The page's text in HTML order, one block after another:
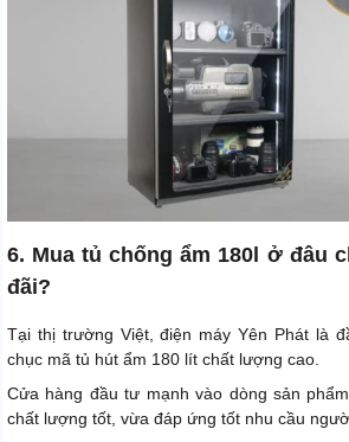
6. Mua tủ chống ẩm 180l ở đâu
đãi?
Tại thị trường Việt, điện máy Yên Phát là
chục mã tủ hút ẩm 180 lít chất lượng cao.
Cửa hàng đầu tư mạnh vào dòng sản
chất lượng tốt, vừa đáp ứng tốt nhu cầu